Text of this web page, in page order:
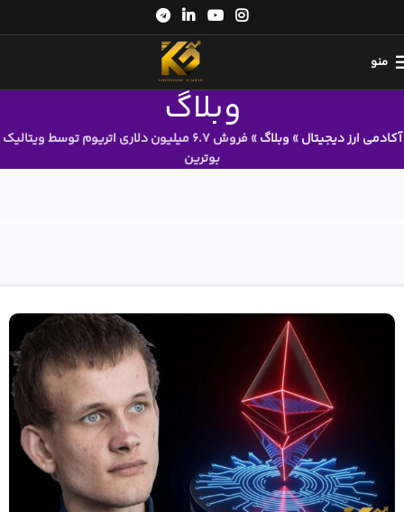
منو
وبلاگ
آکادمی ارز دیجیتال» وبلاگ»
فروش 6.7 میلیون دلاری اتریوم توسط ویتالیک
بوترین